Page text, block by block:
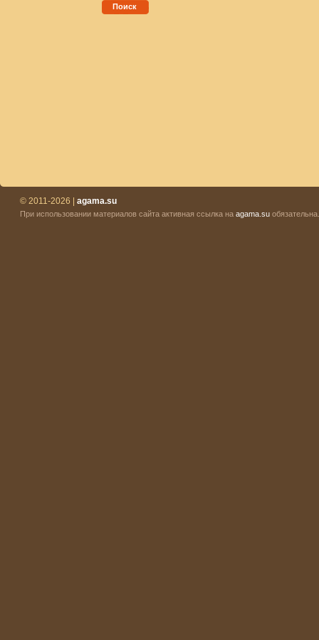
Поиск
© 2011-2026 | agama.su
При использовании материалов сайта активная ссылка на agama.su обязательна.